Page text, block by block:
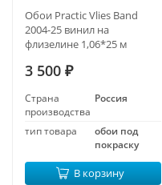
Обои Practic Vlies Band
2004-25 винил на
флизелине 1,06*25 м
3 500 ₽
Страна
производства
Россия
тип товара
обои под
покраску
В корзину